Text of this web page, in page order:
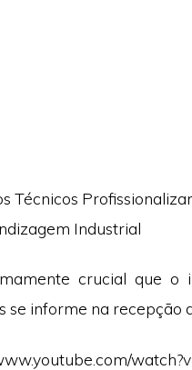
Técnicos
Industrial
crucial que o
se informe na recepção